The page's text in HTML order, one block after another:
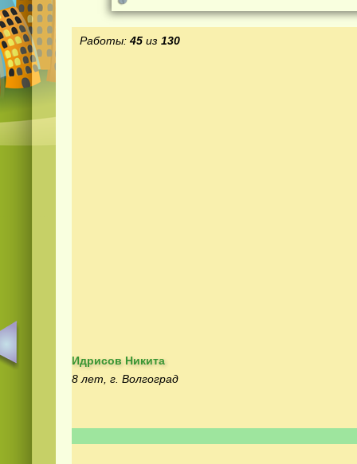
Работы: 45 из 130
Идрисов Никита
8 лет, г. Волгоград